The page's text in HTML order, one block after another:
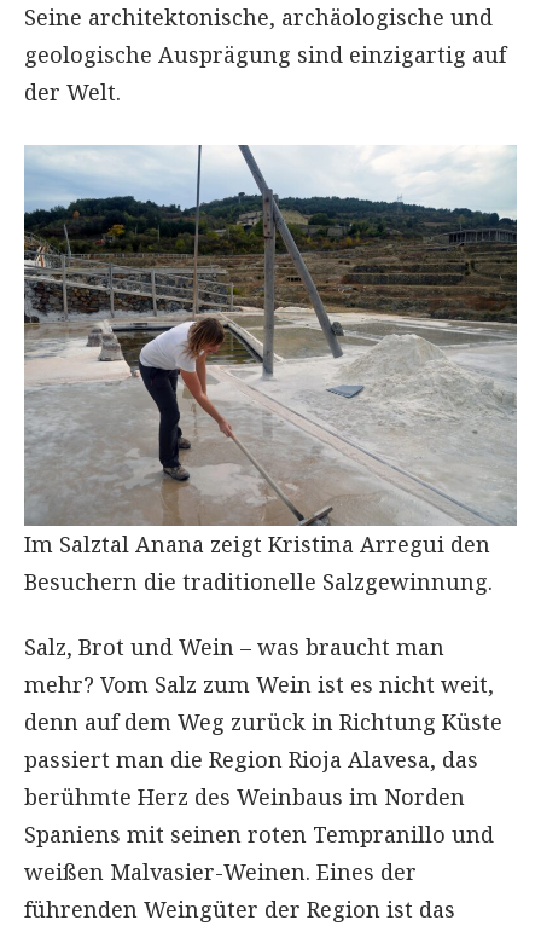
Seine architektonische, archäologische und
geologische Ausprägung sind einzigartig auf
der Welt.
Im Salztal Anana zeigt Kristina Arregui den
Besuchern die traditionelle Salzgewinnung.
Salz, Brot und Wein – was braucht man
mehr? Vom Salz zum Wein ist es nicht weit,
denn auf dem Weg zurück in Richtung Küste
passiert man die Region Rioja Alavesa, das
berühmte Herz des Weinbaus im Norden
Spaniens mit seinen roten Tempranillo und
weißen Malvasier-Weinen. Eines der
führenden Weingüter der Region ist das